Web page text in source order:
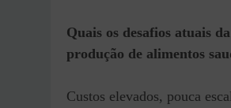
Quais os desafios atuais da
produção de alimentos
Custos elevados, pouca